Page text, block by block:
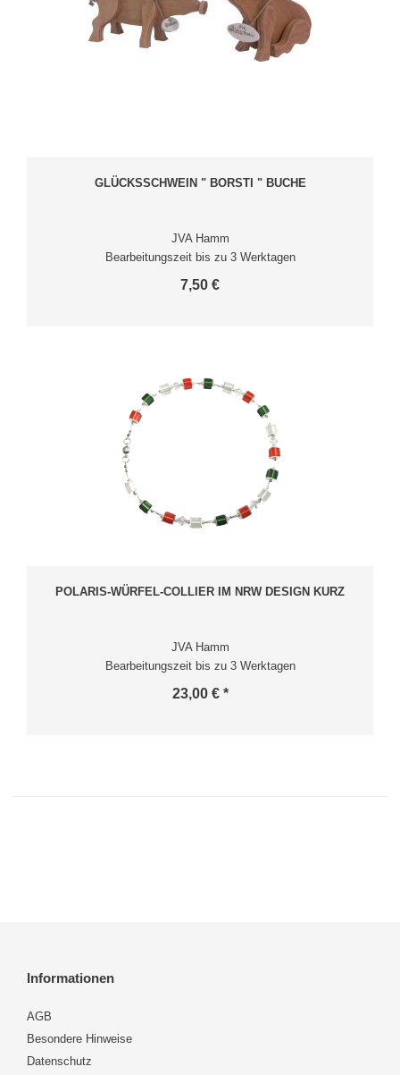
GLÜCKSSCHWEIN " BORSTI " BUCHE
JVA Hamm
Bearbeitungszeit bis zu 3 Werktagen
7,50 €
POLARIS-WÜRFEL-COLLIER IM NRW DESIGN KURZ
JVA Hamm
Bearbeitungszeit bis zu 3 Werktagen
23,00 € *
Informationen
AGB
Besondere Hinweise
Datenschutz